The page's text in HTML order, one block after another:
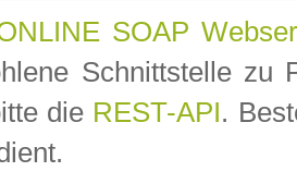
SOAP
Schnittstelle zu
die REST-API.